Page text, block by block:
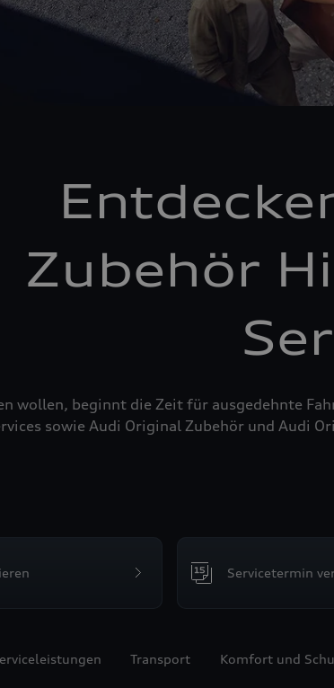
Zubehör
wollen, beginnt die Zeit für ausgedehnte
sowie Audi Original Zubehör und Audi
Servicetermin
Transport Komfort und